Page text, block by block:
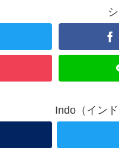
Indo（イン